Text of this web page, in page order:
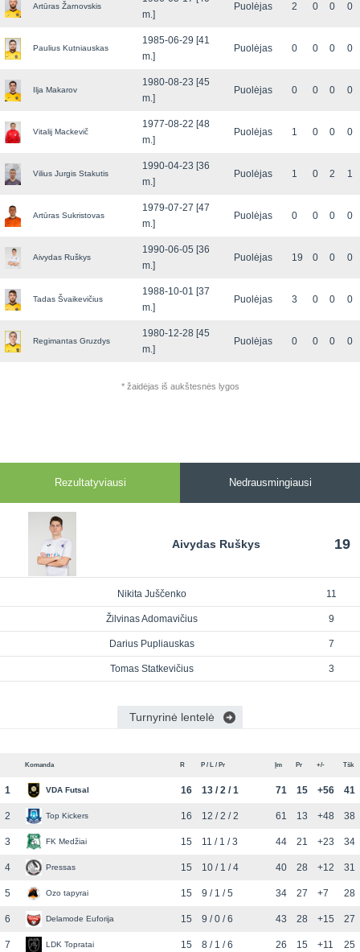
Artūras Žarnovskis
m.]
Puolėjas 2 0 0 0
Paulius Kutniauskas
1985-06-29 [41
m.]
Puolėjas 0 0 0 0
Ilja Makarov
1980-08-23 [45
m.]
Puolėjas 0 0 0 0
Vitalij Mackevič
1977-08-22 [48
m.]
Puolėjas 1 0 0 0
Vilius Jurgis Stakutis
1990-04-23 [36
m.]
Puolėjas 1 0 2 1
Artūras Sukristovas
1979-07-27 [47
m.]
Puolėjas 0 0 0 0
Aivydas Ruškys
1990-06-05 [36
m.]
Puolėjas 19 0 0 0
Tadas Švaikevičius
1988-10-01 [37
m.]
Puolėjas 3 0 0 0
Regimantas Gruzdys
1980-12-28 [45
m.]
Puolėjas 0 0 0 0
* žaidėjas iš aukštesnės lygos
Rezultatyviausi Nedrausmingiausi
Aivydas Ruškys 19
Nikita Juščenko 11
Žilvinas Adomavičius 9
Darius Pupliauskas 7
Tomas Statkevičius 3
Turnyrinė lentelė
Komanda R P / L / Pr Įm Pr +/- Tšk
1 VDA Futsal 16 13 / 2 / 1 71 15 +56 41
2 Top Kickers 16 12 / 2 / 2 61 13 +48 38
3 FK Medžiai 15 11 / 1 / 3 44 21 +23 34
4 Pressas 15 10 / 1 / 4 40 28 +12 31
5 Ozo tapyrai 15 9 / 1 / 5 34 27 +7 28
6 Delamode Euforija 15 9 / 0 / 6 43 28 +15 27
7 LDK Topratai 15 8 / 1 / 6 26 15 +11 25